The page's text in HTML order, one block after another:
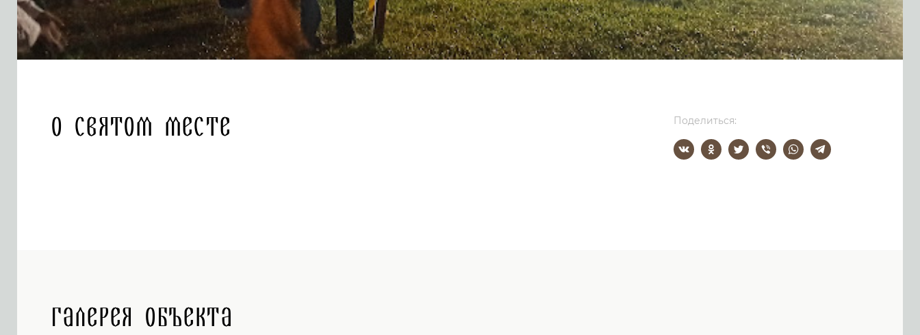
О святом месте Поделиться:
Галерея объекта